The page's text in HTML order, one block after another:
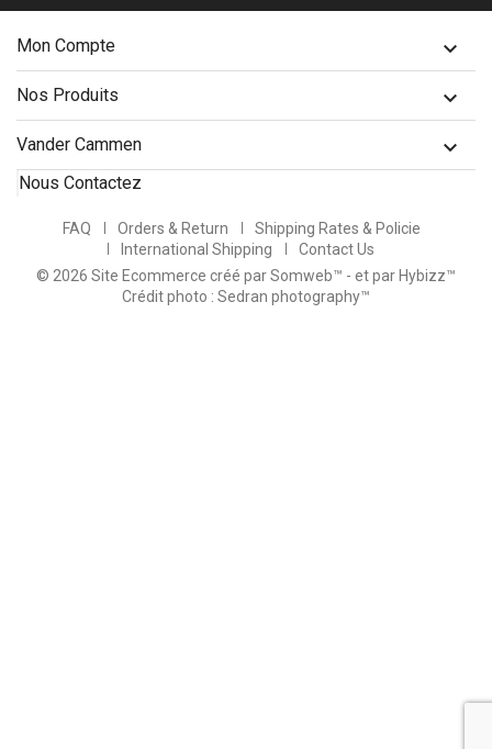
Mon Compte 
Nos Produits 
Vander Cammen 
Nous Contactez
FAQ Orders & Return
Shipping Rates & Policie
International Shipping
Contact Us
© 2026 Site Ecommerce créé par Somweb™ - et par Hybizz™
Crédit photo : Sedran photography™